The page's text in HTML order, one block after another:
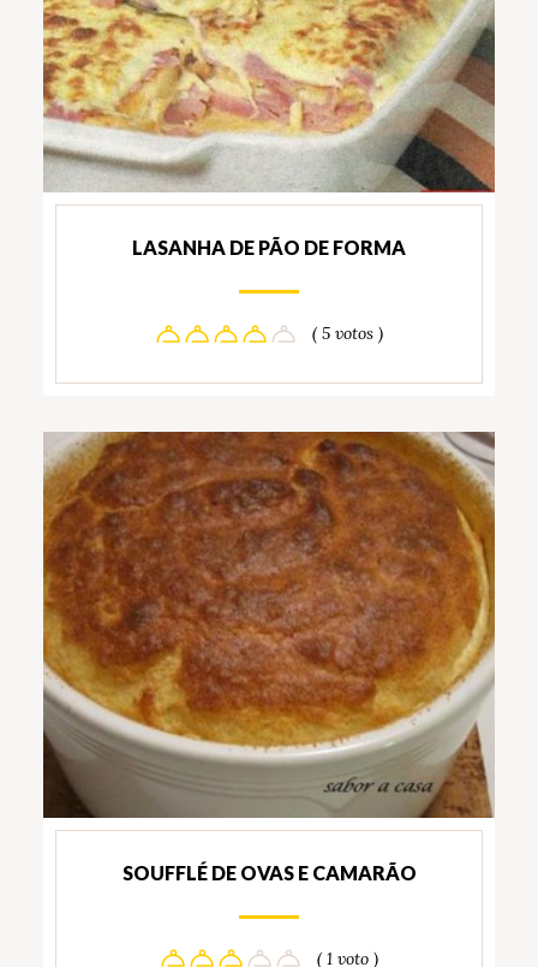
LASANHA DE PÃO DE FORMA
( 5 votos )
SOUFFLÉ DE OVAS E CAMARÃO
( 1 voto )